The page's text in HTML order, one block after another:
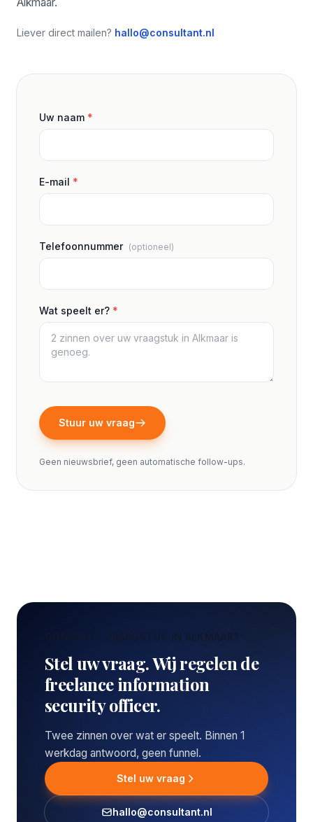
Liever direct mailen? hallo@consultant.nl
Uw naam *
E-mail *
Telefoonnummer (optioneel)
Wat speelt er? *
Stuur uw vraag
Geen nieuwsbrief, geen automatische follow-ups.
CONCREET VRAAGSTUK IN ALKMAAR?
Stel uw vraag. Wij regelen de
freelance information
security officer.
Twee zinnen over wat er speelt. Binnen 1
werkdag antwoord, geen funnel.
Stel uw vraag
hallo@consultant.nl